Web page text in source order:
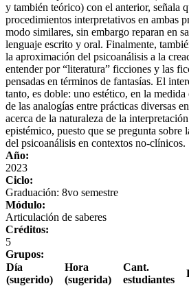
y también teórico) con el anterior, señala
procedimientos interpretativos en ambas
modo similares, sin embargo reparan en
lenguaje escrito y oral. Finalmente,
la aproximación del psicoanálisis a la
entender por “literatura” ficciones y las
pensadas en términos de fantasías. El
tanto, es doble: uno estético, en la
de las analogías entre prácticas diversas
acerca de la naturaleza de la
epistémico, puesto que se pregunta sobre
del psicoanálisis en contextos no-clínicos.
Año:
2023
Ciclo:
Graduación: 8vo semestre
Módulo:
Articulación de saberes
Créditos:
5
Grupos:
Día
(sugerido)
Hora
(sugerida)
Cant.
estudiantes